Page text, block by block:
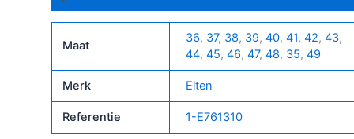
aantal
Maat
36, 37, 38, 39, 40, 41, 42, 43,
44, 45, 46, 47, 48, 35, 49
Merk Elten
Referentie 1-E761310